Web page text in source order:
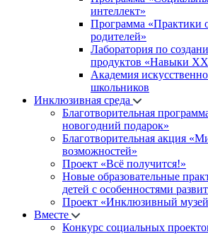
интеллект»
Программа «Практики
родителей»
Лаборатория по
продуктов «Навыки
Академия
школьников
Инклюзивная среда
Благотворительная
новогодний подарок»
Благотворительная акция
возможностей»
Проект «Всё получится!»
Новые образовательные
детей с особенностями
Проект «Инклюзивный
Вместе
Конкурс социальных